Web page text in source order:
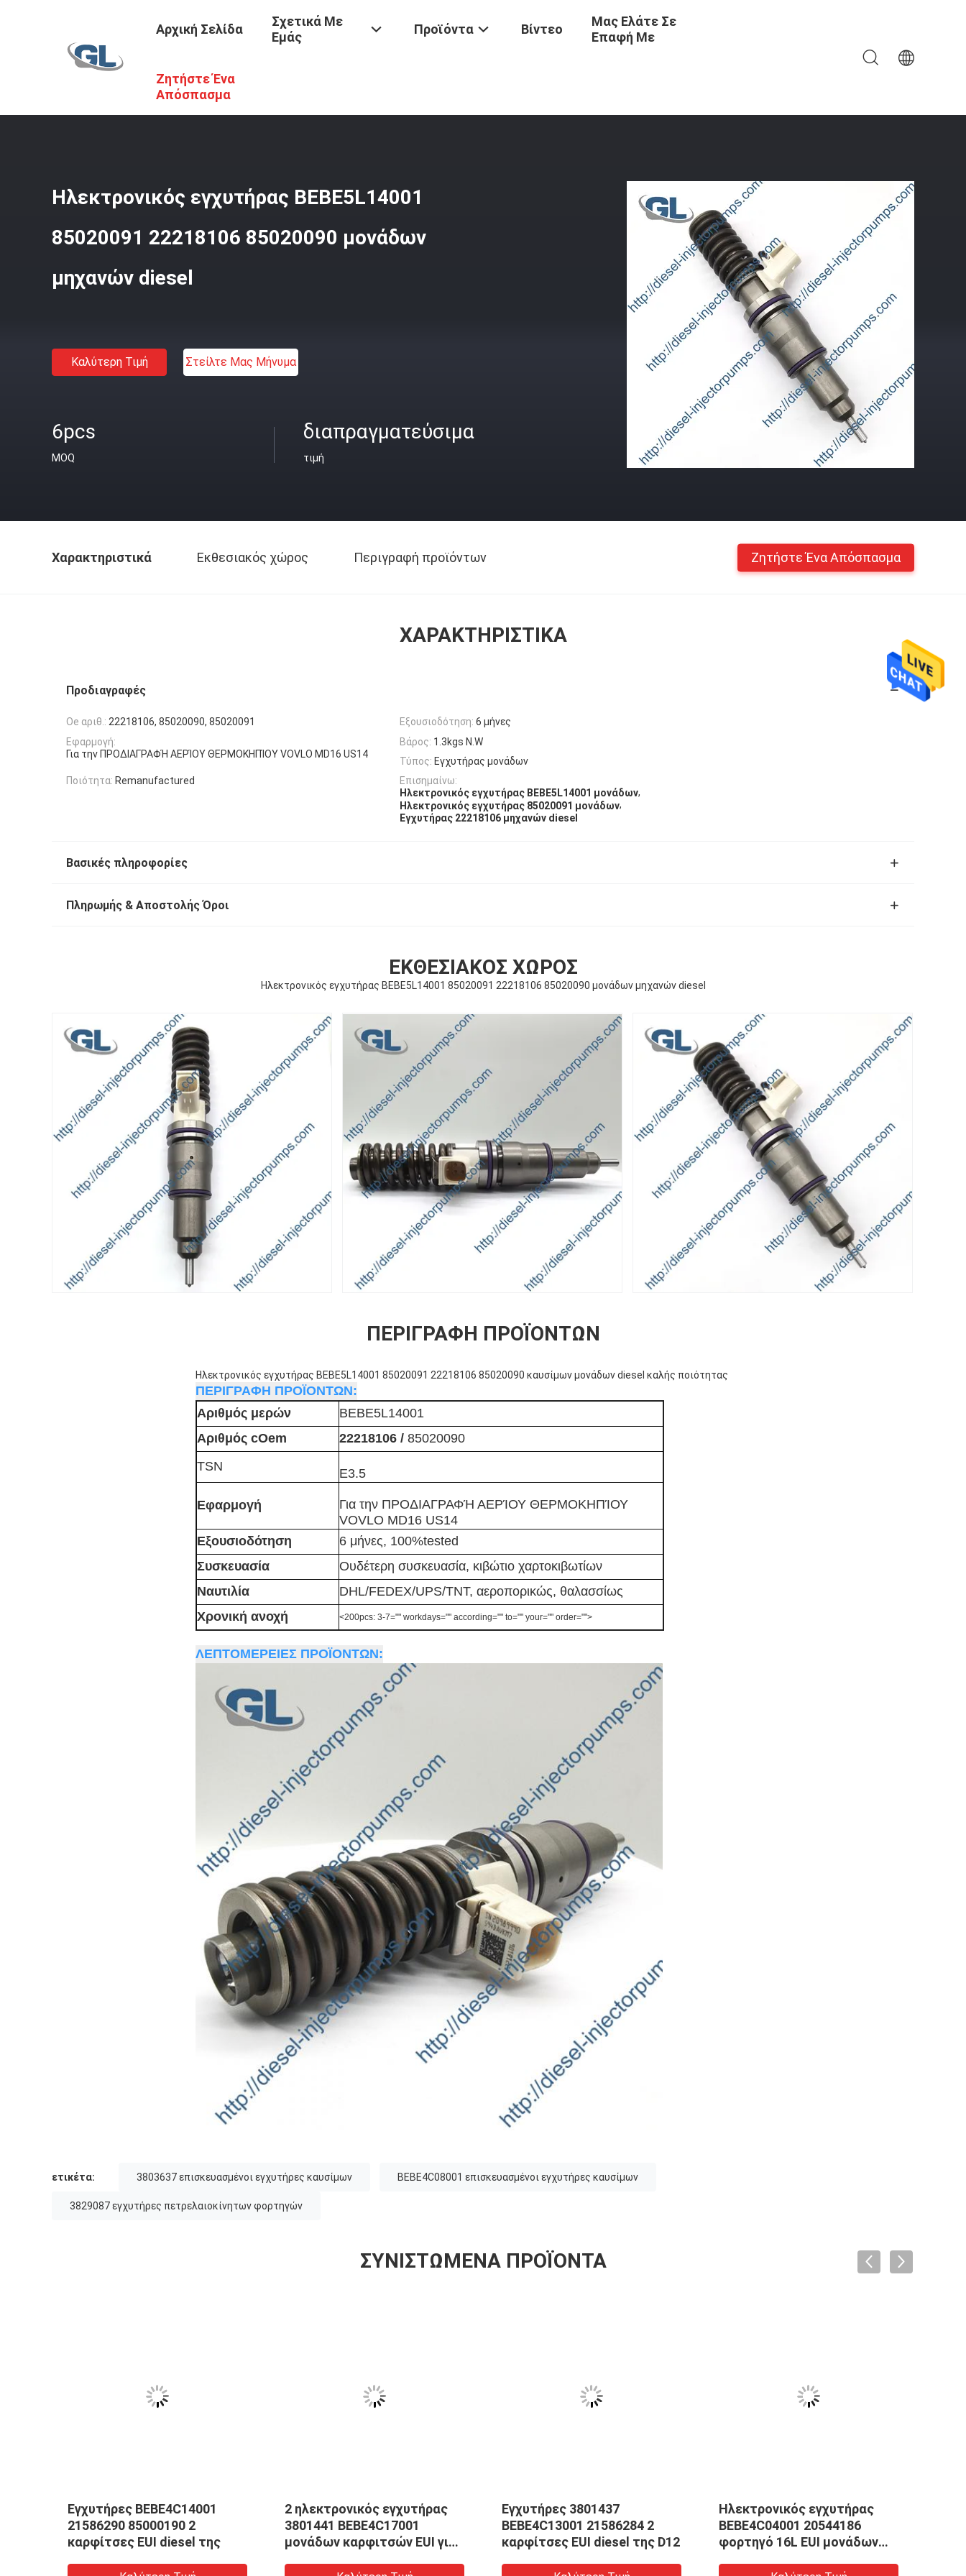
Αρχική Σελίδα
Σχετικά Με
Εμάς
Προϊόντα Βίντεο
Μας Ελάτε Σε
Επαφή Με
Ζητήστε Ένα
Απόσπασμα
Προϊόντα / Εισχυτήρες Για Φορτηγά VO-LVO
Ηλεκτρονικός εγχυτήρας BEBE5L14001
85020091 22218106 85020090 μονάδων
μηχανών diesel
Καλύτερη Τιμή Στείλτε Μας Μήνυμα
6pcs
MOQ
διαπραγματεύσιμα
τιμή
Χαρακτηριστικά Εκθεσιακός χώρος Περιγραφή προϊόντων Ζητήστε Ένα Απόσπασμα
ΧΑΡΑΚΤΗΡΙΣΤΙΚΆ
Προδιαγραφές
Oe αριθ.: 22218106, 85020090, 85020091 Εξουσιοδότηση: 6 μήνες
Εφαρμογή:
Για την ΠΡΟΔΙΑΓΡΑΦΉ ΑΕΡΊΟΥ ΘΕΡΜΟΚΗΠΊΟΥ VOVLO MD16 US14
Βάρος: 1.3kgs N.W
Τύπος: Εγχυτήρας μονάδων
Ποιότητα: Remanufactured
Επισημαίνω:
Ηλεκτρονικός εγχυτήρας BEBE5L14001 μονάδων,
Ηλεκτρονικός εγχυτήρας 85020091 μονάδων,
Εγχυτήρας 22218106 μηχανών diesel
Βασικές πληροφορίες
Πληρωμής & Αποστολής Όροι
ΕΚΘΕΣΙΑΚΌΣ ΧΏΡΟΣ
Ηλεκτρονικός εγχυτήρας BEBE5L14001 85020091 22218106 85020090 μονάδων μηχανών diesel
ΠΕΡΙΓΡΑΦΉ ΠΡΟΪΌΝΤΩΝ
Ηλεκτρονικός εγχυτήρας BEBE5L14001 85020091 22218106 85020090 καυσίμων μονάδων diesel καλής ποιότητας
ΠΕΡΙΓΡΑΦΗ ΠΡΟΪΟΝΤΩΝ:
Αριθμός μερών
BEBE5L14001
Αριθμός cOem
22218106 / 85020090
TSN
E3.5
Εφαρμογή
Για την ΠΡΟΔΙΑΓΡΑΦΉ ΑΕΡΊΟΥ ΘΕΡΜΟΚΗΠΊΟΥ
VOVLO MD16 US14
Εξουσιοδότηση
6 μήνες, 100%tested
Συσκευασία
Ουδέτερη συσκευασία, κιβώτιο χαρτοκιβωτίων
Ναυτιλία
DHL/FEDEX/UPS/TNT, αεροπορικώς, θαλασσίως
Χρονική ανοχή
<200pcs: 3-7="" workdays="" according="" to="" your="" order="">
ΛΕΠΤΟΜΕΡΕΙΕΣ ΠΡΟΪΟΝΤΩΝ:
ετικέτα: 3803637 επισκευασμένοι εγχυτήρες καυσίμων BEBE4C08001 επισκευασμένοι εγχυτήρες καυσίμων
3829087 εγχυτήρες πετρελαιοκίνητων φορτηγών
ΣΥΝΙΣΤΏΜΕΝΑ ΠΡΟΪΌΝΤΑ
Εγχυτήρες BEBE4C14001
21586290 85000190 2
καρφίτσες EUI diesel της
2 ηλεκτρονικός εγχυτήρας
3801441 BEBE4C17001
μονάδων καρφιτσών EUI για
Εγχυτήρες 3801437
BEBE4C13001 21586284 2
καρφίτσες EUI diesel της D12
Ηλεκτρονικός εγχυτήρας
BEBE4C04001 20544186
φορτηγό 16L EUI μονάδων